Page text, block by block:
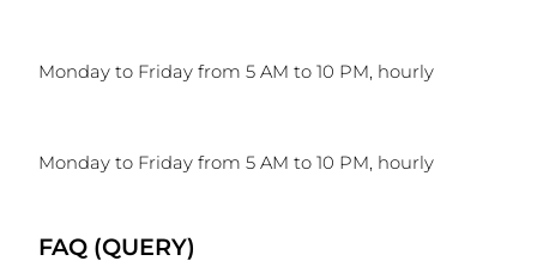
Monday to Friday from 5 AM to 10 PM, hourly
Monday to Friday from 5 AM to 10 PM, hourly
FAQ (QUERY)